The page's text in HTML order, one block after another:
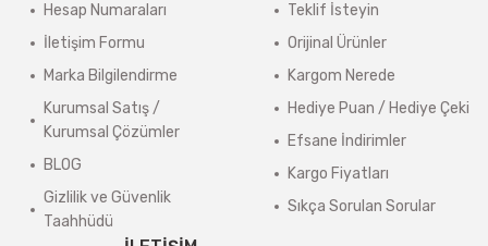
Kargo ücretleri, alışveriş sırasında adres bilgileriniz tamamlandıktan
Güncel Kargo Ücretleri
Desi / Kg Aras Kargo- Yurtiçi Kargo
2 Desi/Kg= 149,90 TL- 174,80 TL
Hesap Numaraları
İletişim Formu
Marka Bilgilendirme
Kurumsal Satış /
Kurumsal Çözümler
BLOG
Gizlilik ve Güvenlik
Taahhüdü
Teklif İsteyin
Orijinal Ürünler
Kargom Nerede
Hediye Puan / Hediye Çeki
Efsane İndirimler
Kargo Fiyatları
Sıkça Sorulan Sorular